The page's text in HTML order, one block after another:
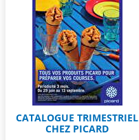
CATALOGUE TRIMESTRIEL
CHEZ PICARD